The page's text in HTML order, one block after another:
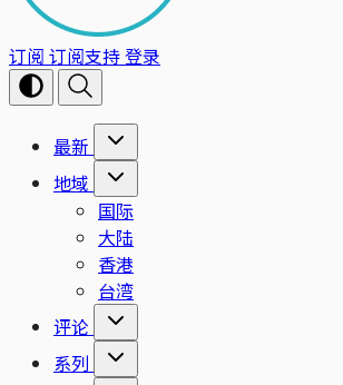
订阅 订阅支持登录
最新
地域
国际
大陆
香港
台湾
评论
系列